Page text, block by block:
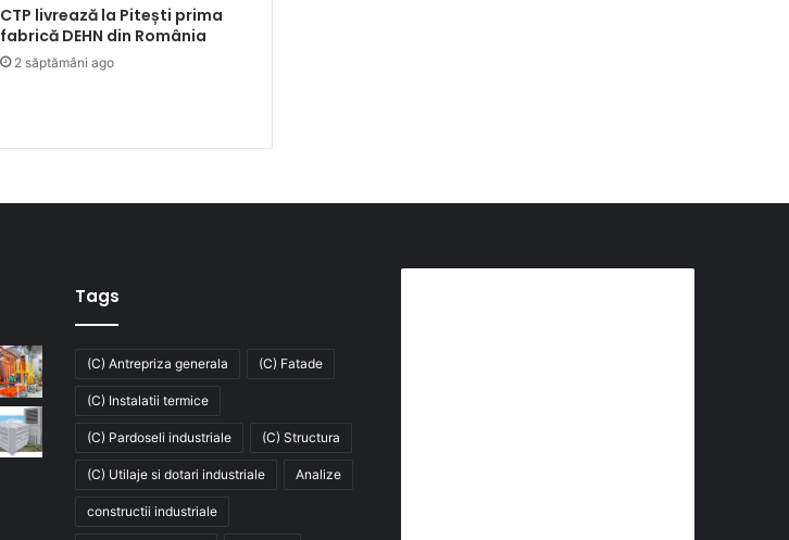
CTP livrează la Pitești prima
fabrică DEHN din România
2 săptămâni ago
Tags
(C) Antrepriza generala (C) Fatade
(C) Instalatii termice
(C) Pardoseli industriale (C) Structura
(C) Utilaje si dotari industriale Analize
constructii industriale